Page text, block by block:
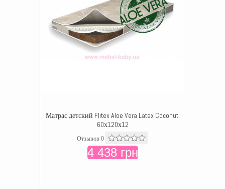
Матрас детский Flitex Aloe Vera Latex Coconut,
60х120х12
Отзывов 0
4 438 грн